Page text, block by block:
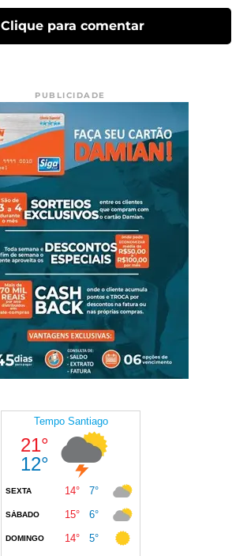
Clique para comentar
PUBLICIDADE